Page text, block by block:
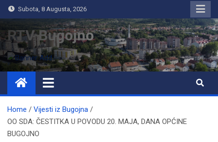
Subota, 8 Augusta, 2026
RTV Bugojno
Home
Vijesti iz Bugojna
OO SDA: ČESTITKA U POVODU 20. MAJA, DANA OPĆINE
BUGOJNO